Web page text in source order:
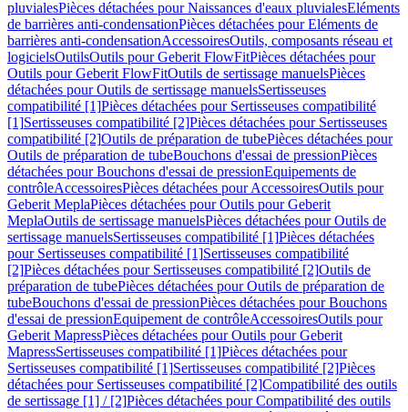
pluvialesPièces détachées pour Naissances d'eaux pluvialesEléments
de barrières anti-condensationPièces détachées pour Eléments de
barrières anti-condensationAccessoiresOutils, composants réseau et
logicielsOutilsOutils pour Geberit FlowFitPièces détachées pour
Outils pour Geberit FlowFitOutils de sertissage manuelsPièces
détachées pour Outils de sertissage manuelsSertisseuses
compatibilité [1]Pièces détachées pour Sertisseuses compatibilité
[1]Sertisseuses compatibilité [2]Pièces détachées pour Sertisseuses
compatibilité [2]Outils de préparation de tubePièces détachées pour
Outils de préparation de tubeBouchons d'essai de pressionPièces
détachées pour Bouchons d'essai de pressionEquipements de
contrôleAccessoiresPièces détachées pour AccessoiresOutils pour
Geberit MeplaPièces détachées pour Outils pour Geberit
MeplaOutils de sertissage manuelsPièces détachées pour Outils de
sertissage manuelsSertisseuses compatibilité [1]Pièces détachées
pour Sertisseuses compatibilité [1]Sertisseuses compatibilité
[2]Pièces détachées pour Sertisseuses compatibilité [2]Outils de
préparation de tubePièces détachées pour Outils de préparation de
tubeBouchons d'essai de pressionPièces détachées pour Bouchons
d'essai de pressionEquipement de contrôleAccessoiresOutils pour
Geberit MapressPièces détachées pour Outils pour Geberit
MapressSertisseuses compatibilité [1]Pièces détachées pour
Sertisseuses compatibilité [1]Sertisseuses compatibilité [2]Pièces
détachées pour Sertisseuses compatibilité [2]Compatibilité des outils
de sertissage [1] / [2]Pièces détachées pour Compatibilité des outils